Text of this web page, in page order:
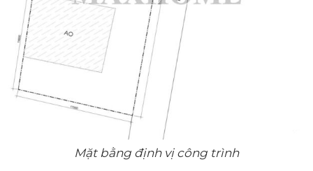
Mặt bằng định vị công trình